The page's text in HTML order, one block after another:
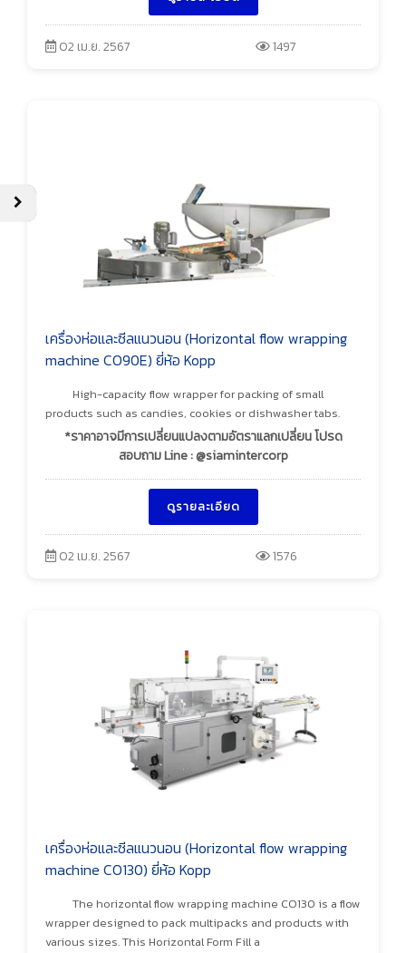
02 เม.ย. 2567 1497
เครื่องห่อและซีลแนวนอน (Horizontal flow wrapping
machine CO90E) ยี่ห้อ Kopp
High-capacity flow wrapper for packing of small
products such as candies, cookies or dishwasher tabs.
*ราคาอาจมีการเปลี่ยนแปลงตามอัตราแลกเปลี่ยน โปรด
สอบถาม Line : @siamintercorp
ดูรายละเอียด
02 เม.ย. 2567 1576
เครื่องห่อและซีลแนวนอน (Horizontal flow wrapping
machine CO130) ยี่ห้อ Kopp
The horizontal flow wrapping machine CO130 is a flow
wrapper designed to pack multipacks and products with
various sizes. This Horizontal Form Fill a